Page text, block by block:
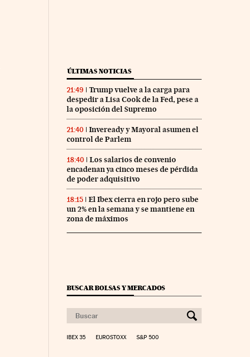
ÚLTIMAS NOTICIAS
21:49
Trump vuelve a la carga para
despedir a Lisa Cook de la Fed, pese a
la oposición del Supremo
21:40
Inveready y Mayoral asumen el
control de Parlem
18:40
Los salarios de convenio
encadenan ya cinco meses de pérdida
de poder adquisitivo
18:15
El Ibex cierra en rojo pero sube
un 2% en la semana y se mantiene en
zona de máximos
BUSCAR BOLSAS Y MERCADOS
IBEX 35 EUROSTOXX S&P 500